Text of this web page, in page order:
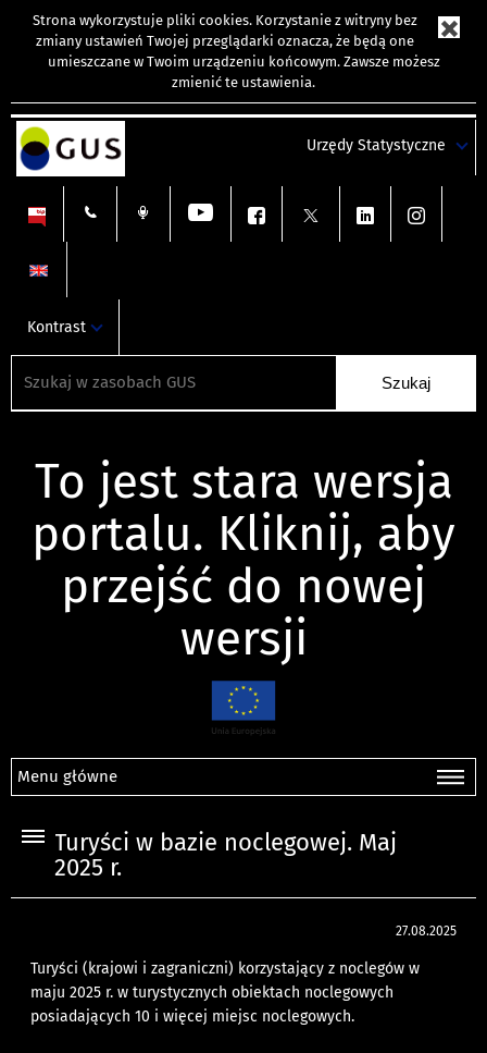
Strona wykorzystuje pliki cookies. Korzystanie z witryny bez
zmiany ustawień Twojej przeglądarki oznacza, że będą one
umieszczane w Twoim urządzeniu końcowym. Zawsze możesz
zmienić te ustawienia.
Urzędy Statystyczne
Kontrast
To jest stara wersja
portalu. Kliknij, aby
przejść do nowej
wersji
Menu główne
Turyści w bazie noclegowej. Maj
2025 r.
27.08.2025
Turyści (krajowi i zagraniczni) korzystający z noclegów w
maju 2025 r. w turystycznych obiektach noclegowych
posiadających 10 i więcej miejsc noclegowych.